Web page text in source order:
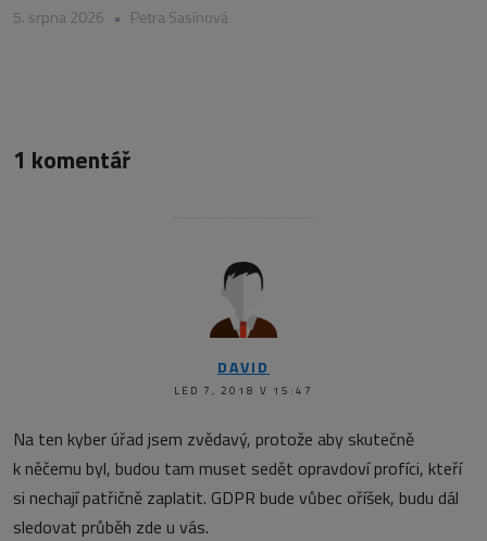
5. srpna 2026 • Petra Sasínová
1 komentář
DAVID
LED 7, 2018 V 15:47
Na ten kyber úřad jsem zvědavý, protože aby skutečně
k něčemu byl, budou tam muset sedět opravdoví profíci, kteří
si nechají patřičně zaplatit. GDPR bude vůbec oříšek, budu dál
sledovat průběh zde u vás.